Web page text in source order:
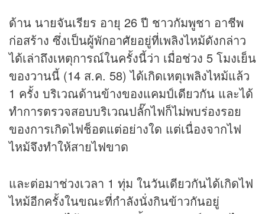
ด้าน นายจันเรียร อายุ 26 ปี ชาวกัมพูชา อาชีพ
ก่อสร้าง ซึ่งเป็นผู้พักอาศัยอยู่ที่เพลิงไหม้ดังกล่าว
ได้เล่าถึงเหตุการณ์ในครั้งนี้ว่า เมื่อช่วง 5 โมงเย็น
ของวานนี้ (14 ส.ค. 58) ได้เกิดเหตุเพลิงไหม้แล้ว
1 ครั้ง บริเวณด้านข้างของแคมป์เดียวกัน และได้
ทำการตรวจสอบบริเวณปลั๊กไฟก็ไม่พบร่องรอย
ของการเกิดไฟช็อตแต่อย่างใด แต่เนื่องจากไฟ
ไหม้จึงทำให้สายไฟขาด
และต่อมาช่วงเวลา 1 ทุ่ม ในวันเดียวกันได้เกิดไฟ
ไหม้อีกครั้งในขณะที่กำลังนั่งกินข้าวกันอยู่